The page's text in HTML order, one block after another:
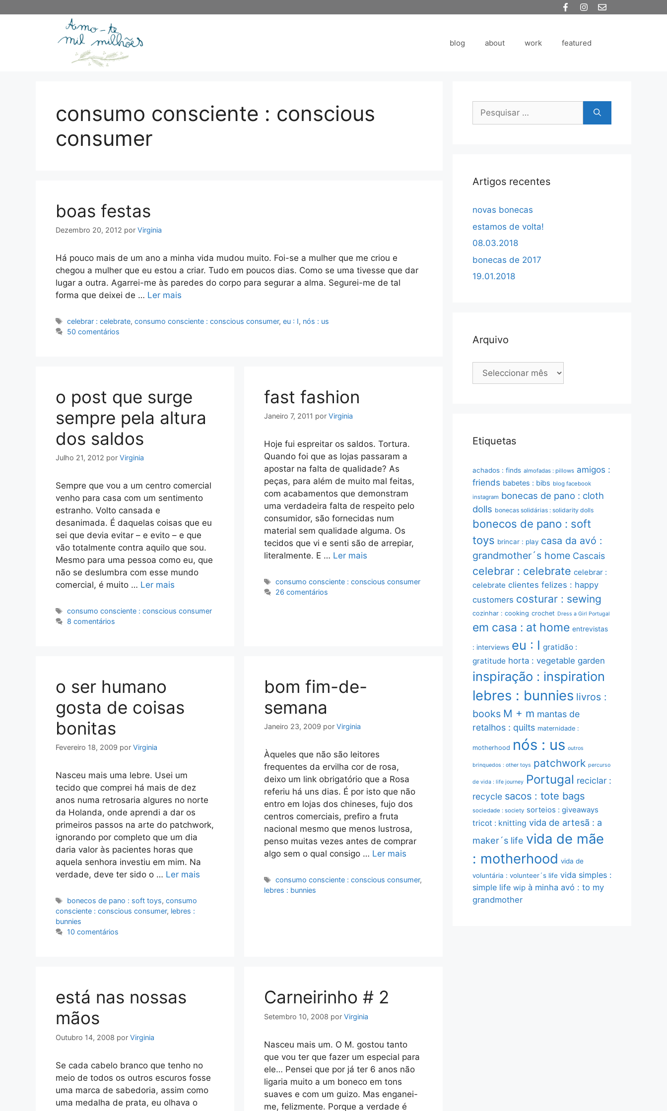
blog about work featured
consumo consciente : conscious
consumer
boas festas
Dezembro 20, 2012 por Virginia
Há pouco mais de um ano a minha vida mudou muito. Foi-se a mulher que me criou e
chegou a mulher que eu estou a criar. Tudo em poucos dias. Como se uma tivesse que dar
lugar a outra. Agarrei-me às paredes do corpo para segurar a alma. Segurei-me de tal
forma que deixei de … Ler mais
Etiquetas
celebrar : celebrate,consumo consciente : conscious consumer,eu : I, nós : us
50 comentários
o post que surge
sempre pela altura
dos saldos
Julho 21, 2012 por Virginia
Sempre que vou a um centro comercial
venho para casa com um sentimento
estranho. Volto cansada e
desanimada. É daquelas coisas que eu
sei que devia evitar – e evito – e que
vão totalmente contra aquilo que sou.
Mesmo para uma pessoa como eu, que
não se deslumbra com esse mundo
comercial, é muito … Ler mais
Etiquetas
consumo consciente : conscious consumer
8 comentários
fast fashion
Janeiro 7, 2011 por Virginia
Hoje fui espreitar os saldos. Tortura.
Quando foi que as lojas passaram a
apostar na falta de qualidade? As
peças, para além de muito mal feitas,
com acabamentos que demonstram
uma verdadeira falta de respeito pelo
consumidor, são fornecidas num
material sem qualidade alguma. Os
tecidos que vi e senti são de arrepiar,
literalmente. E … Ler mais
Etiquetas
consumo consciente : conscious consumer
26 comentários
o ser humano
gosta de coisas
bonitas
Fevereiro 18, 2009 por Virginia
Nasceu mais uma lebre. Usei um
tecido que comprei há mais de dez
anos numa retrosaria algures no norte
da Holanda, onde aprendi a dar os
primeiros passos na arte do patchwork,
ignorando por completo que um dia
daria valor às pacientes horas que
aquela senhora investiu em mim. Na
verdade, deve ter sido o … Ler mais
Etiquetas
bonecos de pano : soft toys,consumo
consciente : conscious consumer, lebres :
bunnies
10 comentários
bom fim-de-
semana
Janeiro 23, 2009 por Virginia
Àqueles que não são leitores
frequentes da ervilha cor de rosa,
deixo um link obrigatório que a Rosa
referiu há uns dias. É por isto que não
entro em lojas dos chineses, fujo dos
centros comerciais, prefiro a fruta
nacional mesmo que menos lustrosa,
penso muitas vezes antes de comprar
algo sem o qual consigo … Ler mais
Etiquetas
consumo consciente : conscious consumer,
lebres : bunnies
está nas nossas
mãos
Outubro 14, 2008 por Virginia
Se cada cabelo branco que tenho no
meio de todos os outros escuros fosse
uma marca de sabedoria, assim como
uma medalha de prata, eu olhava o
Carneirinho # 2
Setembro 10, 2008 por Virginia
Nasceu mais um. O M. gostou tanto
que vou ter que fazer um especial para
ele… Pensei que por já ter 6 anos não
ligaria muito a um boneco em tons
suaves e com um guizo. Mas enganei-
me, felizmente. Porque a verdade é
Pesquisar
Artigos recentes
novas bonecas
estamos de volta!
08.03.2018
bonecas de 2017
19.01.2018
Arquivo
Arquivo
Etiquetas
achados : finds almofadas : pillows amigos :
friends babetes : bibs blog facebook
instagram bonecas de pano : cloth
dolls bonecas solidárias : solidarity dolls
bonecos de pano : soft
toys brincar : play casa da avó :
grandmother´s home Cascais
celebrar : celebrate celebrar :
celebrate clientes felizes : happy
customers costurar : sewing
cozinhar : cooking crochet Dress a Girl Portugal
em casa : at home entrevistas
: interviews eu : I gratidão :
gratitude horta : vegetable garden
inspiração : inspiration
lebres : bunnies livros :
books M + m mantas de
retalhos : quilts maternidade :
motherhood nós : us outros
brinquedos : other toys patchwork percurso
de vida : life journey Portugal reciclar :
recycle sacos : tote bags
sociedade : society sorteios : giveaways
tricot : knitting vida de artesã : a
maker´s life vida de mãe
: motherhood vida de
voluntária : volunteer´s life vida simples :
simple life wip à minha avó : to my
grandmother